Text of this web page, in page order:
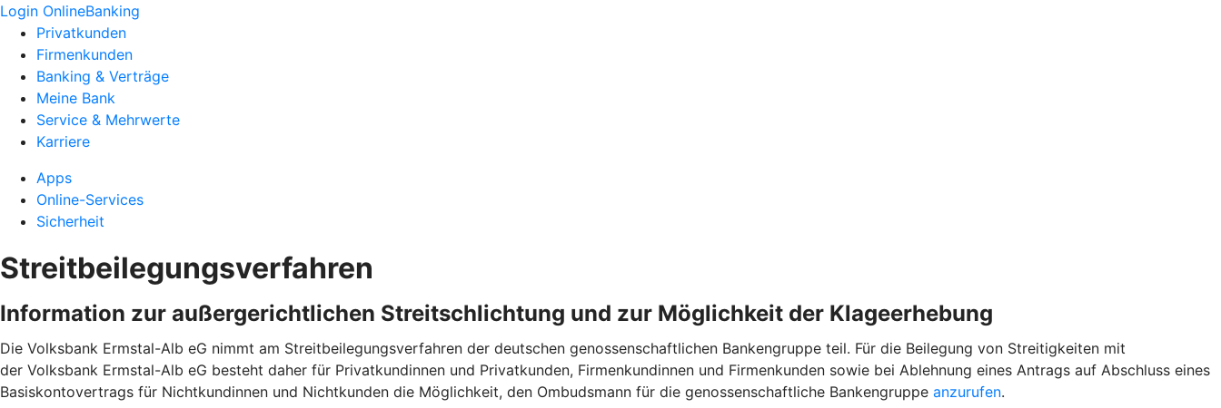
Login OnlineBanking
Privatkunden
Firmenkunden
Banking & Verträge
Meine Bank
Service & Mehrwerte
Karriere
Apps
Online-Services
Sicherheit
Streitbeilegungsverfahren
Information zur außergerichtlichen Streitschlichtung und zur Möglichkeit der Klageerhebung
Die Volksbank Ermstal-Alb eG nimmt am Streitbeilegungsverfahren der deutschen genossenschaftlichen Bankengruppe teil. Für die Beilegung von Streitigkeiten mit
der Volksbank Ermstal-Alb eG besteht daher für Privatkundinnen und Privatkunden, Firmenkundinnen und Firmenkunden sowie bei Ablehnung eines Antrags auf Abschluss eines
Basiskontovertrags für Nichtkundinnen und Nichtkunden die Möglichkeit, den Ombudsmann für die genossenschaftliche Bankengruppe anzurufen.